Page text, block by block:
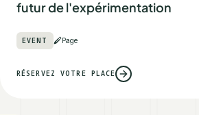
futur de l'expérimentation
EVENT Page
RÉSERVEZ VOTRE PLACE